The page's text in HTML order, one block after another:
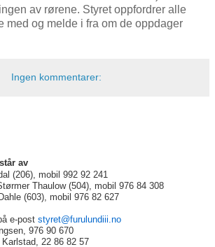
av rørene. Styret oppfordrer alle
med og melde i fra om de oppdager
Ingen kommentarer:
av
(206), mobil 992 92 241
Thaulow (504), mobil 976 84 308
(603), mobil 976 82 627
e-post styret@furulundiii.no
976 90 670
22 86 82 57